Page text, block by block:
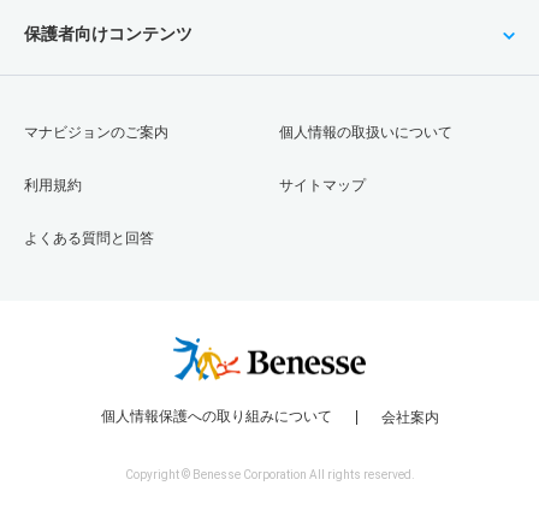
保護者向けコンテンツ
マナビジョンのご案内
利用規約
よくある質問と回答
個人情報の取扱いについて
サイトマップ
個人情報保護への取り組みについて 会社案内
Copyright © Benesse Corporation All rights reserved.